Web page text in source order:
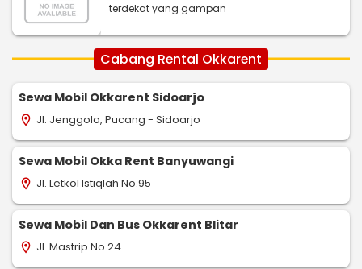
terdekat yang gampan
Cabang Rental Okkarent
Sewa Mobil Okkarent Sidoarjo
location_on Jl. Jenggolo, Pucang - Sidoarjo
Sewa Mobil Okka Rent Banyuwangi
location_on Jl. Letkol Istiqlah No.95
Sewa Mobil Dan Bus Okkarent Blitar
location_on Jl. Mastrip No.24